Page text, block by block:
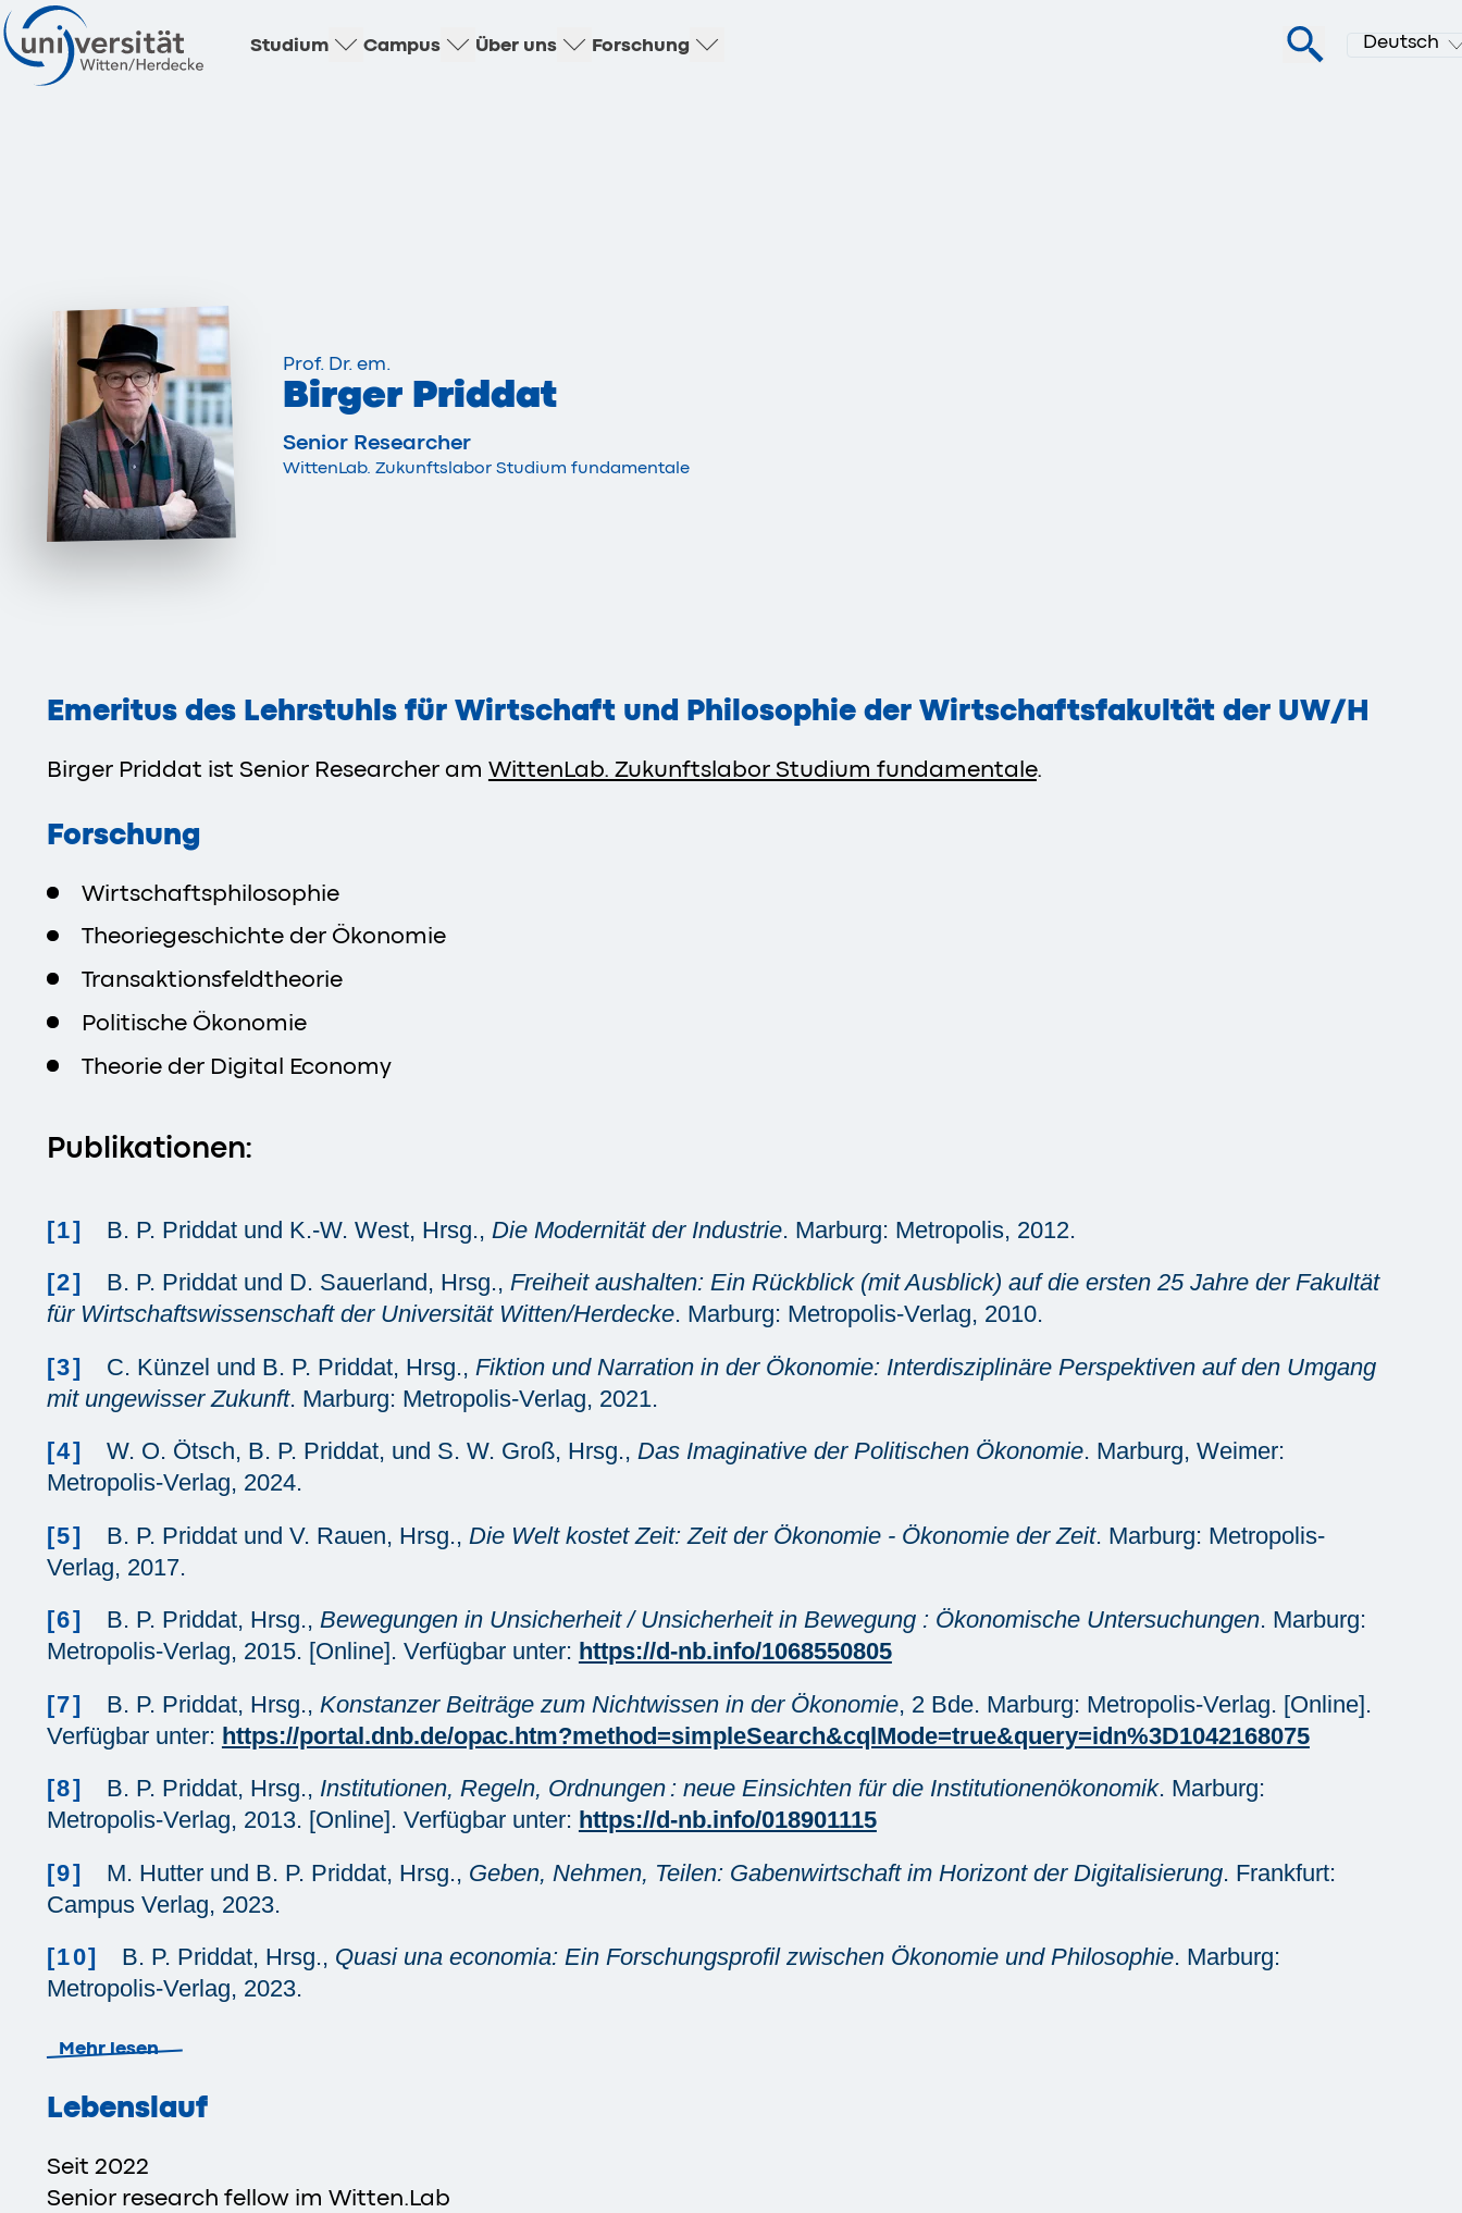
Studium Campus Über uns Forschung Deutsch
Prof. Dr. em.
Birger Priddat
Senior Researcher
WittenLab. Zukunftslabor Studium fundamentale
Emeritus des Lehrstuhls für Wirtschaft und Philosophie der Wirtschaftsfakultät der UW/H
Birger Priddat ist Senior Researcher am WittenLab. Zukunftslabor Studium fundamentale.
Forschung
Wirtschaftsphilosophie
Theoriegeschichte der Ökonomie
Transaktionsfeldtheorie
Politische Ökonomie
Theorie der Digital Economy
Publikationen:
[1] B. P. Priddat und K.-W. West, Hrsg., Die Modernität der Industrie. Marburg: Metropolis, 2012.
[2]
B. P. Priddat und D. Sauerland, Hrsg., Freiheit aushalten: Ein Rückblick (mit Ausblick) auf die ersten 25 Jahre der Fakultät
für Wirtschaftswissenschaft der Universität Witten/Herdecke. Marburg: Metropolis-Verlag, 2010.
[3]
C. Künzel und B. P. Priddat, Hrsg., Fiktion und Narration in der Ökonomie: Interdisziplinäre Perspektiven auf den Umgang
mit ungewisser Zukunft. Marburg: Metropolis-Verlag, 2021.
[4]
W. O. Ötsch, B. P. Priddat, und S. W. Groß, Hrsg., Das Imaginative der Politischen Ökonomie. Marburg, Weimer:
Metropolis-Verlag, 2024.
[5]
B. P. Priddat und V. Rauen, Hrsg., Die Welt kostet Zeit: Zeit der Ökonomie - Ökonomie der Zeit. Marburg: Metropolis-
Verlag, 2017.
[6]
B. P. Priddat, Hrsg., Bewegungen in Unsicherheit / Unsicherheit in Bewegung : Ökonomische Untersuchungen. Marburg:
Metropolis-Verlag, 2015. [Online]. Verfügbar unter: https://d-nb.info/1068550805
[7]
B. P. Priddat, Hrsg., Konstanzer Beiträge zum Nichtwissen in der Ökonomie, 2 Bde. Marburg: Metropolis-Verlag. [Online].
Verfügbar unter: https://portal.dnb.de/opac.htm?method=simpleSearch&cqlMode=true&query=idn%3D1042168075
[8]
B. P. Priddat, Hrsg., Institutionen, Regeln, Ordnungen : neue Einsichten für die Institutionenökonomik. Marburg:
Metropolis-Verlag, 2013. [Online]. Verfügbar unter: https://d-nb.info/018901115
[9]
M. Hutter und B. P. Priddat, Hrsg., Geben, Nehmen, Teilen: Gabenwirtschaft im Horizont der Digitalisierung. Frankfurt:
Campus Verlag, 2023.
[10]
B. P. Priddat, Hrsg., Quasi una economia: Ein Forschungsprofil zwischen Ökonomie und Philosophie. Marburg:
Metropolis-Verlag, 2023.
Mehr lesen
Lebenslauf
Seit 2022
Senior research fellow im Witten.Lab